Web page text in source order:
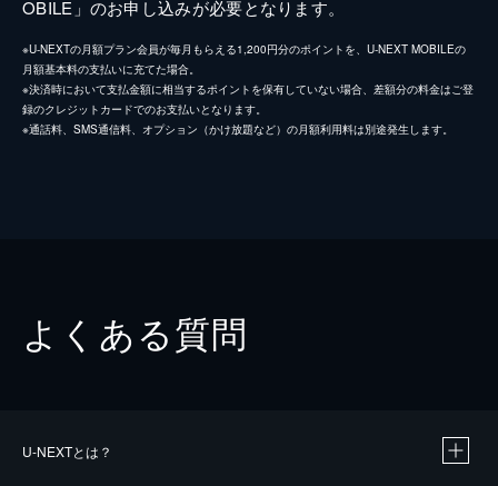
OBILE」のお申し込みが必要となります。
※U-NEXTの月額プラン会員が毎月もらえる1,200円分のポイントを、U-NEXT MOBILEの
月額基本料の支払いに充てた場合。
※決済時において支払金額に相当するポイントを保有していない場合、差額分の料金はご登
録のクレジットカードでのお支払いとなります。
※通話料、SMS通信料、オプション（かけ放題など）の月額利用料は別途発生します。
よくある質問
U-NEXTとは？